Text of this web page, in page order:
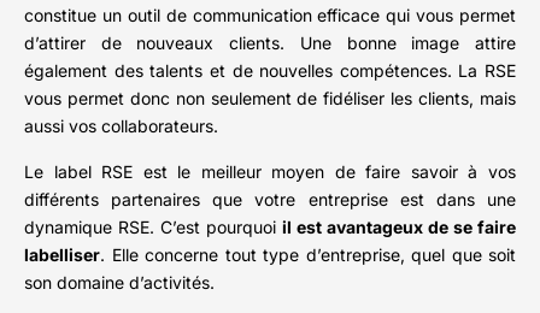
constitue un outil de communication efficace qui vous permet
d’attirer de nouveaux clients. Une bonne image attire
également des talents et de nouvelles compétences. La RSE
vous permet donc non seulement de fidéliser les clients, mais
aussi vos collaborateurs.
Le label RSE est le meilleur moyen de faire savoir à vos
différents partenaires que votre entreprise est dans une
dynamique RSE. C’est pourquoi il est avantageux de se faire
labelliser. Elle concerne tout type d’entreprise, quel que soit
son domaine d’activités.